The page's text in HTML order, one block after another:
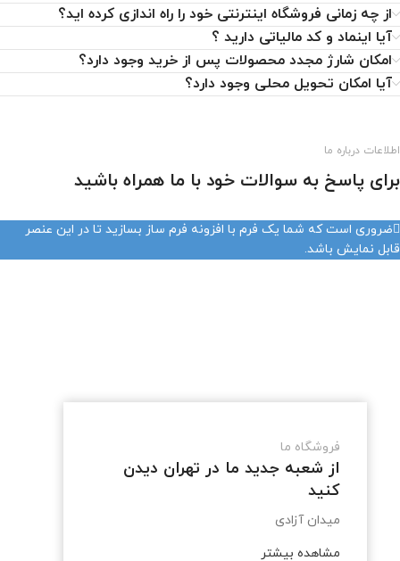
از چه زمانی فروشگاه اینترنتی خود را راه اندازی کرده اید؟
آیا اینماد و کد مالیاتی دارید ؟
امکان شارژ مجدد محصولات پس از خرید وجود دارد؟
آیا امکان تحویل محلی وجود دارد؟
اطلاعات درباره ما
برای پاسخ به سوالات خود با ما همراه باشید
ضروری است که شما یک فرم با افزونه فرم ساز بسازید تا در این عنصر
قابل نمایش باشد.
فروشگاه ما
از شعبه جدید ما در تهران دیدن
کنید
میدان آزادی
مشاهده بیشتر